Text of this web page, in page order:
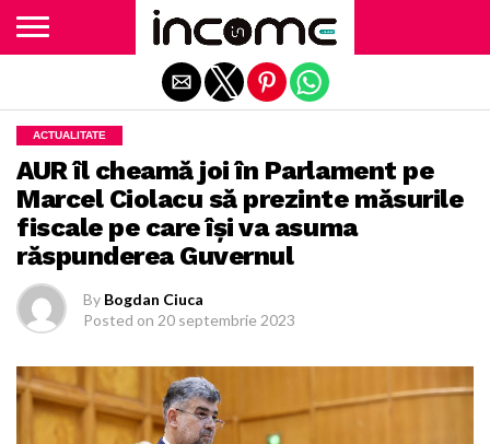
ACTUALITATE
AUR îl cheamă joi în Parlament pe
Marcel Ciolacu să prezinte măsurile
fiscale pe care îşi va asuma
răspunderea Guvernul
By Bogdan Ciuca
Posted on 20 septembrie 2023
Exit mobile version